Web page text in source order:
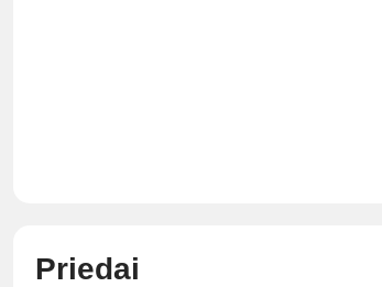
Priedai